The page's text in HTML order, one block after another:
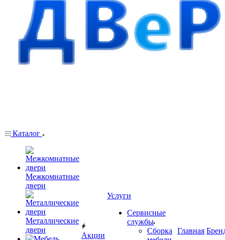
Каталог
Межкомнатные
двери
Металлические
двери
Акции
Услуги
Сервисные
службы
Сборка
Главная